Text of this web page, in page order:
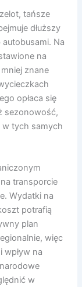
tańsze
dłuższy
Na
na
znane
opłaca się
sezonowość,
w tych samych
transporcie
Wydatki na
potrafią
plan
więc
na
w